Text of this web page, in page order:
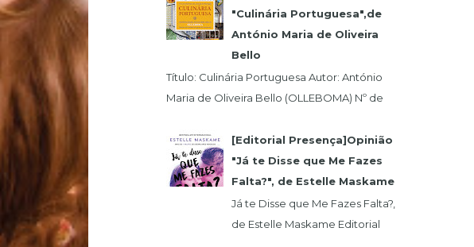
"Culinária Portuguesa",de
António Maria de Oliveira
Bello
Título: Culinária Portuguesa Autor: António
Maria de Oliveira Bello (OLLEBOMA) Nº de
[Editorial Presença]Opinião
"Já te Disse que Me Fazes
Falta?", de Estelle Maskame
Já te Disse que Me Fazes Falta?,
de Estelle Maskame Editorial